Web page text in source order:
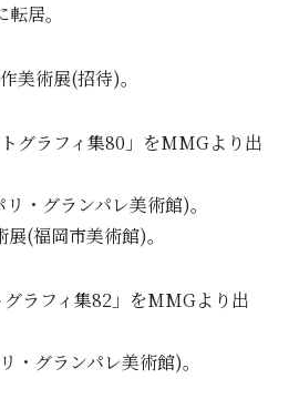
に転居。
美術展(招待)。
グラフィ集80」をMMGより出
ランパレ美術館)。
岡市美術館)。
ラフィ集82」をMMGより出
ランパレ美術館)。